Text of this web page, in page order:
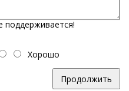
поддерживается!
Хорошо
Продолжить